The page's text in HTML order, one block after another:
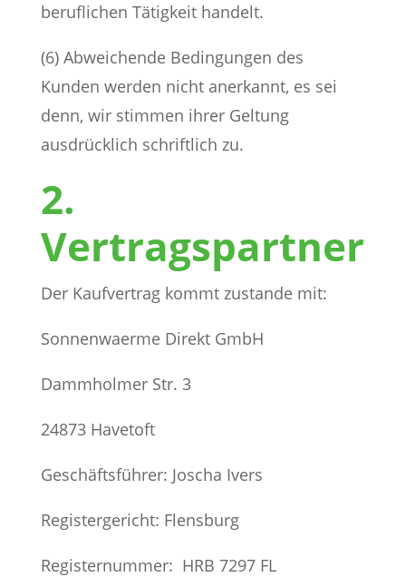
beruflichen Tätigkeit handelt.
(6) Abweichende Bedingungen des
Kunden werden nicht anerkannt, es sei
denn, wir stimmen ihrer Geltung
ausdrücklich schriftlich zu.
2.
Vertragspartner
Der Kaufvertrag kommt zustande mit:
Sonnenwaerme Direkt GmbH
Dammholmer Str. 3
24873 Havetoft
Geschäftsführer: Joscha Ivers
Registergericht: Flensburg
Registernummer: HRB 7297 FL